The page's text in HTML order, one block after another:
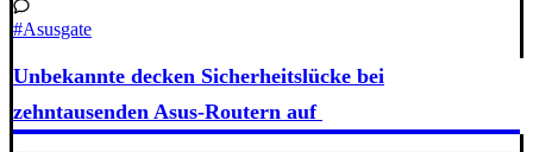
#Asusgate
Unbekannte decken Sicherheitslücke bei
zehntausenden Asus-Routern auf